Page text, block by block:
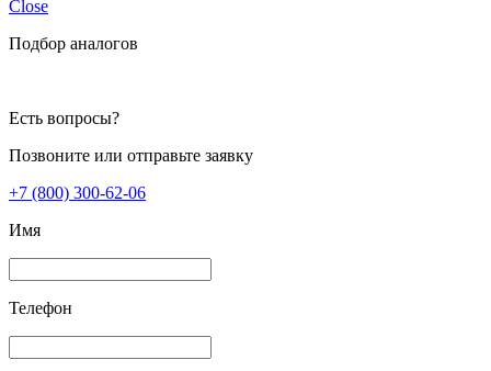
Close
Подбор аналогов
Есть вопросы?
Позвоните или отправьте заявку
+7 (800) 300-62-06
Имя
Телефон